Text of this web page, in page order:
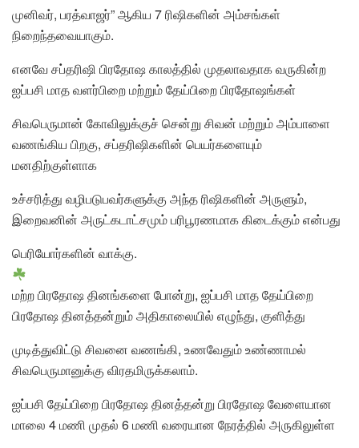
முனிவர், பரத்வாஜர்” ஆகிய 7 ரிஷிகளின் அம்சங்கள்
நிறைந்தவையாகும்.
எனவே சப்தரிஷி பிரதோஷ காலத்தில் முதலாவதாக வருகின்ற
ஐப்பசி மாத வளர்பிறை மற்றும் தேய்பிறை பிரதோஷங்கள்
சிவபெருமான் கோவிலுக்குச் சென்று சிவன் மற்றும் அம்பாளை
வணங்கிய பிறகு, சப்தரிஷிகளின் பெயர்களையும்
மனதிற்குள்ளாக
உச்சரித்து வழிபடுபவர்களுக்கு அந்த ரிஷிகளின் அருளும்,
இறைவனின் அருட்கடாட்சமும் பரிபூரணமாக கிடைக்கும் என்பது
பெரியோர்களின் வாக்கு.
மற்ற பிரதோஷ தினங்களை போன்று, ஐப்பசி மாத தேய்பிறை
பிரதோஷ தினத்தன்றும் அதிகாலையில் எழுந்து, குளித்து
முடித்துவிட்டு சிவனை வணங்கி, உணவேதும் உண்ணாமல்
சிவபெருமானுக்கு விரதமிருக்கலாம்.
ஐப்பசி தேய்பிறை பிரதோஷ தினத்தன்று பிரதோஷ வேளையான
மாலை 4 மணி முதல் 6 மணி வரையான நேரத்தில் அருகிலுள்ள